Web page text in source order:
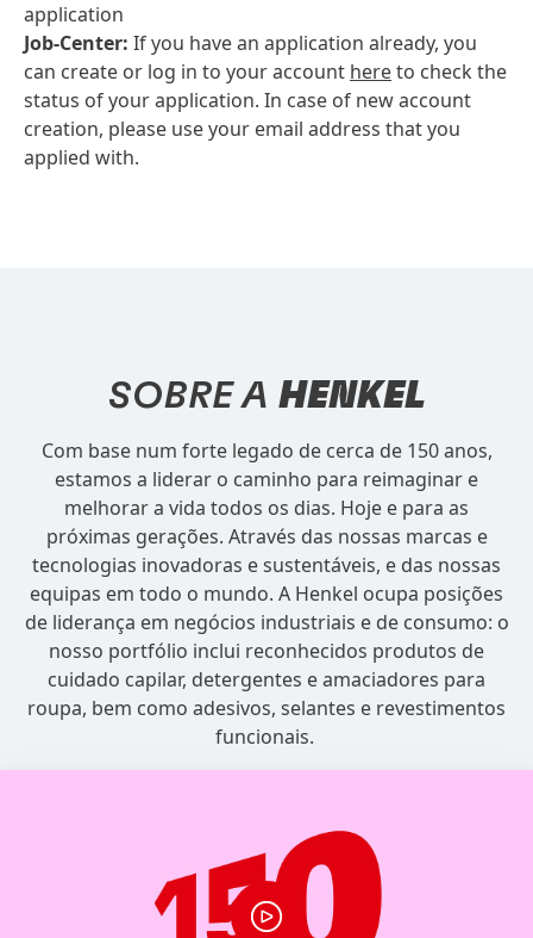
application
Job-Center: If you have an application already, you
can create or log in to your account hereto check the
status of your application. In case of new account
creation, please use your email address that you
applied with.
SOBRE A HENKEL
Com base num forte legado de cerca de 150 anos,
estamos a liderar o caminho para reimaginar e
melhorar a vida todos os dias. Hoje e para as
próximas gerações. Através das nossas marcas e
tecnologias inovadoras e sustentáveis, e das nossas
equipas em todo o mundo. A Henkel ocupa posições
de liderança em negócios industriais e de consumo: o
nosso portfólio inclui reconhecidos produtos de
cuidado capilar, detergentes e amaciadores para
roupa, bem como adesivos, selantes e revestimentos
funcionais.